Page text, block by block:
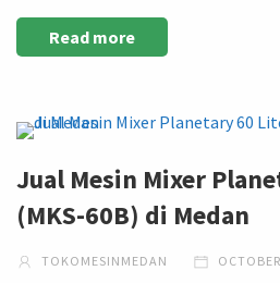
Read more
Jual Mesin Mixer
(MKS-60B) di Medan
TOKOMESINMEDAN